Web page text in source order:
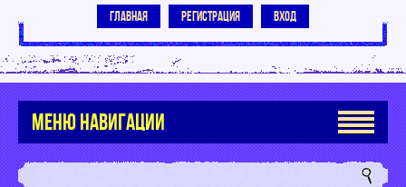
ГЛАВНАЯ РЕГИСТРАЦИЯ ВХОД
МЕНЮ НАВИГАЦИИ